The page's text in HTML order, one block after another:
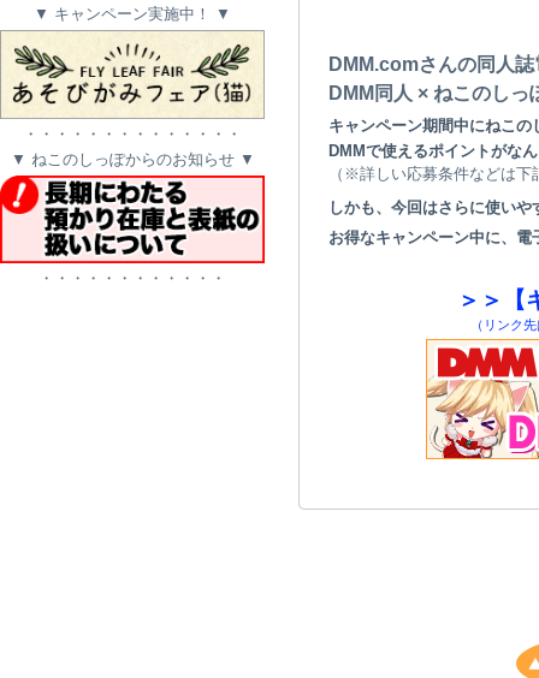
▼ キャンペーン実施中！ ▼
・・・・・・・・・・・・・・
▼ ねこのしっぽからのお知らせ ▼
・・・・・・・・・・・・
DMM.comさんの同人
DMM同人 × ねこのし
キャンペーン期間中にねこ
DMMで使えるポイントがな
（※詳しい応募条件などは
しかも、今回はさらに使いや
お得なキャンペーン中に、電
＞＞【
（リンク